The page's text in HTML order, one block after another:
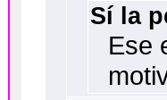
Sí la
Ese